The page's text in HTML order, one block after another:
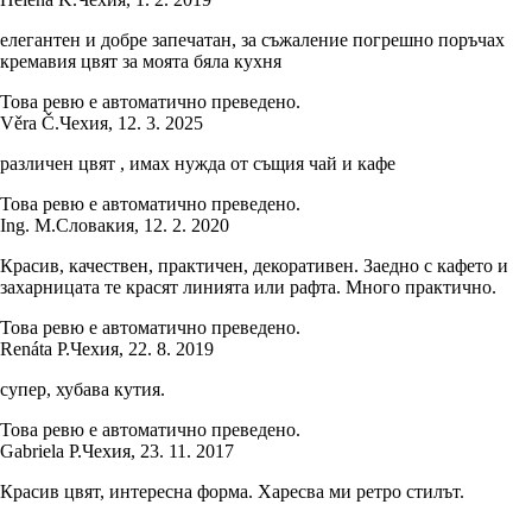
елегантен и добре запечатан, за съжаление погрешно поръчах
кремавия цвят за моята бяла кухня
Това ревю е автоматично преведено.
Věra Č.Чехия, 12. 3. 2025
различен цвят , имах нужда от същия чай и кафе
Това ревю е автоматично преведено.
Ing. M.Словакия, 12. 2. 2020
Красив, качествен, практичен, декоративен. Заедно с кафето и
захарницата те красят линията или рафта. Много практично.
Това ревю е автоматично преведено.
Renáta P.Чехия, 22. 8. 2019
супер, хубава кутия.
Това ревю е автоматично преведено.
Gabriela P.Чехия, 23. 11. 2017
Красив цвят, интересна форма. Харесва ми ретро стилът.